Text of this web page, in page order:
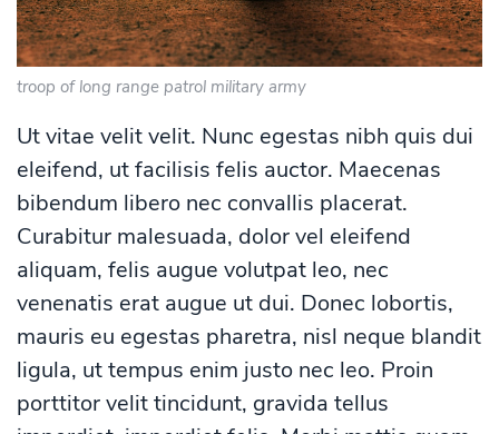
troop of long range patrol military army
Ut vitae velit velit. Nunc egestas nibh quis dui
eleifend, ut facilisis felis auctor. Maecenas
bibendum libero nec convallis placerat.
Curabitur malesuada, dolor vel eleifend
aliquam, felis augue volutpat leo, nec
venenatis erat augue ut dui. Donec lobortis,
mauris eu egestas pharetra, nisl neque blandit
ligula, ut tempus enim justo nec leo. Proin
porttitor velit tincidunt, gravida tellus